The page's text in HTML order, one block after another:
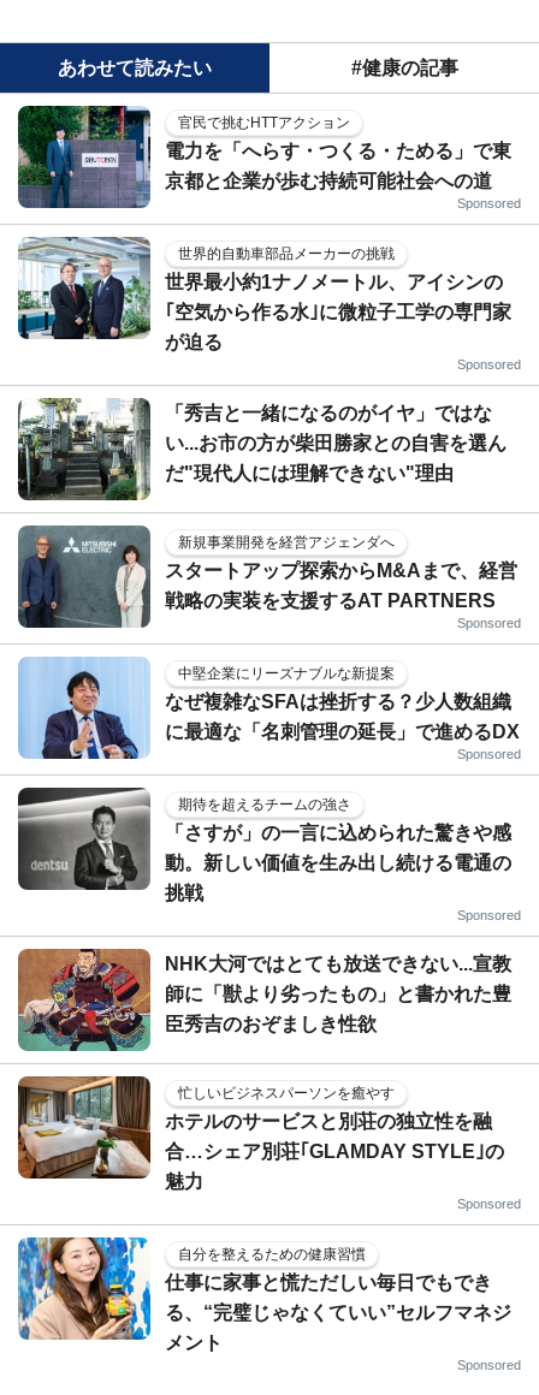
あわせて読みたい #健康の記事
官民で挑むHTTアクション
電力を「へらす・つくる・ためる」で東
京都と企業が歩む持続可能社会への道
Sponsored
世界的自動車部品メーカーの挑戦
世界最小約1ナノメートル、アイシンの
｢空気から作る水｣に微粒子工学の専門家
が迫る
Sponsored
「秀吉と一緒になるのがイヤ」ではな
い...お市の方が柴田勝家との自害を選ん
だ"現代人には理解できない"理由
新規事業開発を経営アジェンダへ
スタートアップ探索からM&Aまで、経営
戦略の実装を支援するAT PARTNERS
Sponsored
中堅企業にリーズナブルな新提案
なぜ複雑なSFAは挫折する？少人数組織
に最適な「名刺管理の延長」で進めるDX
Sponsored
期待を超えるチームの強さ
「さすが」の一言に込められた驚きや感
動。新しい価値を生み出し続ける電通の
挑戦
Sponsored
NHK大河ではとても放送できない...宣教
師に「獣より劣ったもの」と書かれた豊
臣秀吉のおぞましき性欲
忙しいビジネスパーソンを癒やす
ホテルのサービスと別荘の独立性を融
合…シェア別荘｢GLAMDAY STYLE｣の
魅力
Sponsored
自分を整えるための健康習慣
仕事に家事と慌ただしい毎日でもでき
る、“完璧じゃなくていい”セルフマネジ
メント
Sponsored